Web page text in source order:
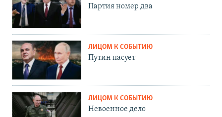
Партия номер два
ЛИЦОМ К СОБЫТИЮ
Путин пасует
ЛИЦОМ К СОБЫТИЮ
Невоенное дело